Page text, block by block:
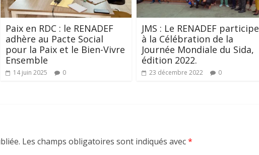
Paix en RDC : le RENADEF
adhère au Pacte Social
pour la Paix et le Bien-Vivre
Ensemble
14 juin 2025 0
JMS : Le RENADEF participe
à la Célébration de la
Journée Mondiale du Sida,
édition 2022.
23 décembre 2022 0
Les champs obligatoires sont indiqués avec*